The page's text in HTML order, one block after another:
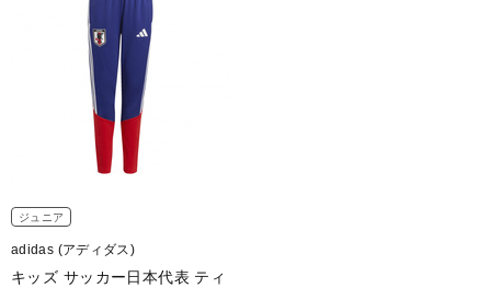
ジュニア
adidas (アディダス)
キッズ サッカー日本代表 ティ